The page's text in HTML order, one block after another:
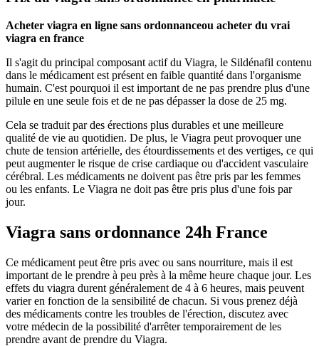
Acheter viagra en ligne sans ordonnanceou acheter du vrai
viagra en france
Il s'agit du principal composant actif du Viagra, le Sildénafil contenu
dans le médicament est présent en faible quantité dans l'organisme
humain. C'est pourquoi il est important de ne pas prendre plus d'une
pilule en une seule fois et de ne pas dépasser la dose de 25 mg.
Cela se traduit par des érections plus durables et une meilleure
qualité de vie au quotidien. De plus, le Viagra peut provoquer une
chute de tension artérielle, des étourdissements et des vertiges, ce qui
peut augmenter le risque de crise cardiaque ou d'accident vasculaire
cérébral. Les médicaments ne doivent pas être pris par les femmes
ou les enfants. Le Viagra ne doit pas être pris plus d'une fois par
jour.
Viagra sans ordonnance 24h France
Ce médicament peut être pris avec ou sans nourriture, mais il est
important de le prendre à peu près à la même heure chaque jour. Les
effets du viagra durent généralement de 4 à 6 heures, mais peuvent
varier en fonction de la sensibilité de chacun. Si vous prenez déjà
des médicaments contre les troubles de l'érection, discutez avec
votre médecin de la possibilité d'arrêter temporairement de les
prendre avant de prendre du Viagra.